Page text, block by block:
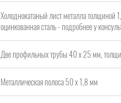
Холоднокатаный лист металла толщиной
оцинкованная сталь - подробнее у
Две профильных трубы 40 х 25 мм,
Металлическая полоса 50 х 1,8 мм